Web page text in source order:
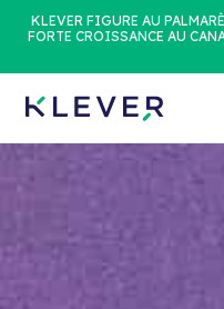
KLEVER FIGURE AU
FORTE CROISSANCE AU